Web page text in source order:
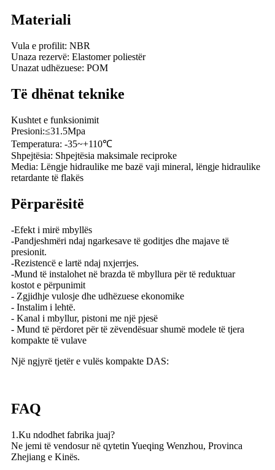
Materiali
Vula e profilit: NBR
Unaza rezervë: Elastomer poliestër
Unazat udhëzuese: POM
Të dhënat teknike
Kushtet e funksionimit
Presioni:≤31.5Mpa
Temperatura: -35~+110℃
Shpejtësia: Shpejtësia maksimale reciproke
Media: Lëngje hidraulike me bazë vaji mineral, lëngje hidraulike
retardante të flakës
Përparësitë
-Efekt i mirë mbyllës
-Pandjeshmëri ndaj ngarkesave të goditjes dhe majave të
presionit.
-Rezistencë e lartë ndaj nxjerrjes.
-Mund të instalohet në brazda të mbyllura për të reduktuar
kostot e përpunimit
- Zgjidhje vulosje dhe udhëzuese ekonomike
- Instalim i lehtë.
- Kanal i mbyllur, pistoni me një pjesë
- Mund të përdoret për të zëvendësuar shumë modele të tjera
kompakte të vulave
Një ngjyrë tjetër e vulës kompakte DAS:
FAQ
1.Ku ndodhet fabrika juaj?
Ne jemi të vendosur në qytetin Yueqing Wenzhou, Provinca
Zhejiang e Kinës.